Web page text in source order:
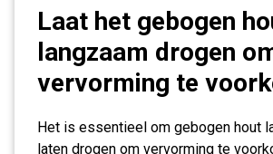
Laat het gebogen
langzaam drogen
vervorming te
Het is essentieel om gebogen hout
laten drogen om vervorming te